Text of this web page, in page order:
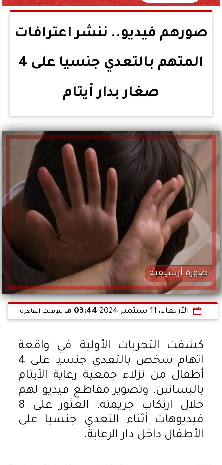
صورهم فيديو.. ننشر اعترافات
المتهم بالتعدي جنسيا على 4
صغار بدار أيتام
صورة أرشيفية
الأربعاء، 11 سبتمبر 2024 03:44 مـ بتوقيت القاهرة
كشفت التحريات الأولية في واقعة
اتهام شخص بالتعدي جنسيا على 4
أطفال من نزلاء جمعية رعاية الأيتام
بالبساتين، وتصوير مقاطع فيديو لهم
خلال ارتكاب جريمته، العثور على 8
فيديوهات أثناء التعدي جنسيا على
الأطفال داخل دار الرعاية.